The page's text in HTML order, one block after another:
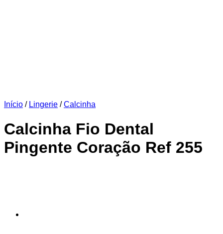
Início / Lingerie / Calcinha
Calcinha Fio Dental
Pingente Coração Ref 255